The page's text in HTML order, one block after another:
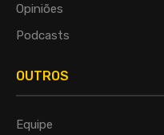
Opiniões
Podcasts
OUTROS
Equipe